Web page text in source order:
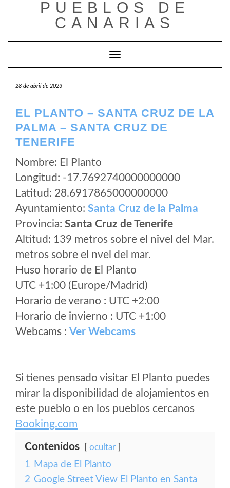
PUEBLOS DE
CANARIAS
Cambiar modo de navegación
28 de abril de 2023
EL PLANTO – SANTA CRUZ DE LA
PALMA – SANTA CRUZ DE
TENERIFE
Nombre: El Planto
Longitud: -17.7692740000000000
Latitud: 28.6917865000000000
Ayuntamiento: Santa Cruz de la Palma
Provincia: Santa Cruz de Tenerife
Altitud: 139 metros sobre el nivel del Mar.
metros sobre el nvel del mar.
Huso horario de El Planto
UTC +1:00 (Europe/Madrid)
Horario de verano : UTC +2:00
Horario de invierno : UTC +1:00
Webcams : Ver Webcams
Si tienes pensado visitar El Planto puedes
mirar la disponibilidad de alojamientos en
este pueblo o en los pueblos cercanos
Booking.com
Contenidos ocultar
1 Mapa de El Planto
2 Google Street View El Planto en Santa